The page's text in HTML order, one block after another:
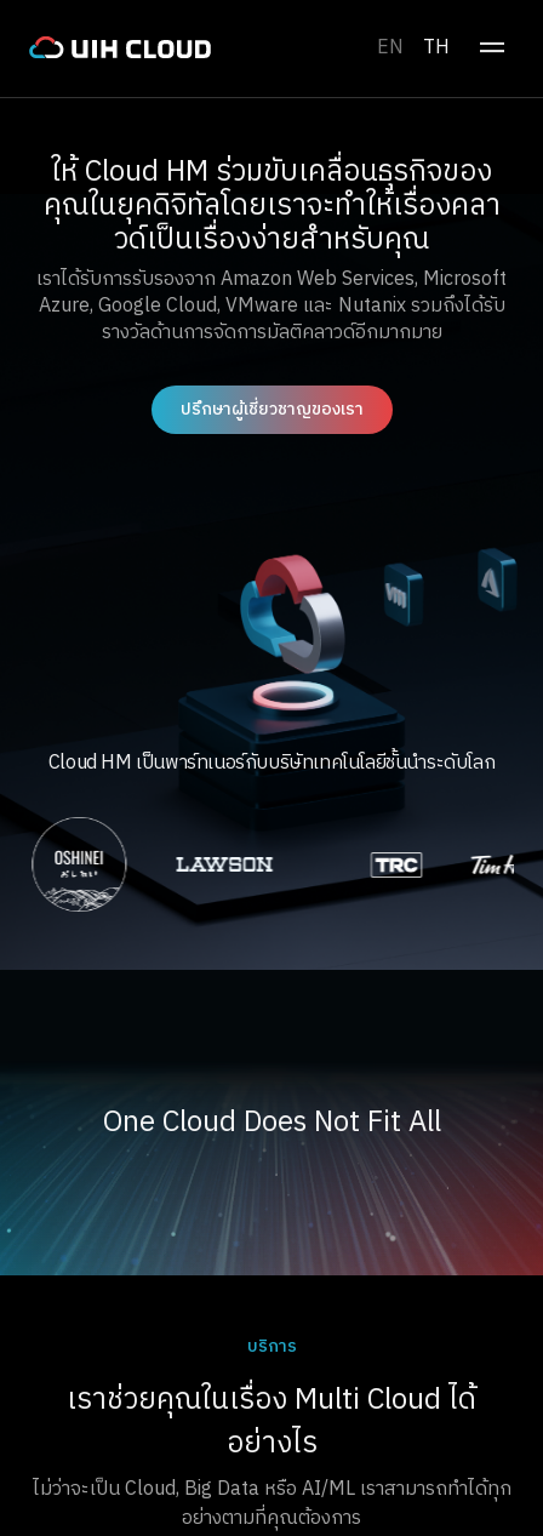
EN TH
ให้ Cloud HM ร่วมขับเคลื่อนธุรกิจของ
คุณในยุคดิจิทัลโดยเราจะทำให้เรื่องคลา
วด์เป็นเรื่องง่ายสำหรับคุณ
เราได้รับการรับรองจาก Amazon Web Services, Microsoft
Azure, Google Cloud, VMware และ Nutanix รวมถึงได้รับ
รางวัลด้านการจัดการมัลติคลาวด์อีกมากมาย
ปรึกษาผู้เชี่ยวชาญของเรา
Cloud HM เป็นพาร์ทเนอร์กับบริษัทเทคโนโลยีชั้นนำระดับโลก
One Cloud Does Not Fit All
บริการ
เราช่วยคุณในเรื่อง Multi Cloud ได้
อย่างไร
ไม่ว่าจะเป็น Cloud, Big Data หรือ AI/ML เราสามารถทำได้ทุก
อย่างตามที่คุณต้องการ